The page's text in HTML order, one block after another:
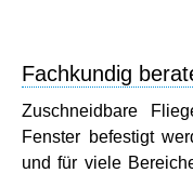
Fachkundig
Zuschneidbare
Fenster befestigt
und für viele